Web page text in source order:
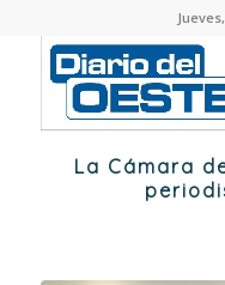
La Cámara